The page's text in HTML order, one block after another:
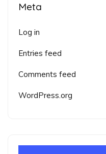
Meta
Log in
Entries feed
Comments feed
WordPress.org